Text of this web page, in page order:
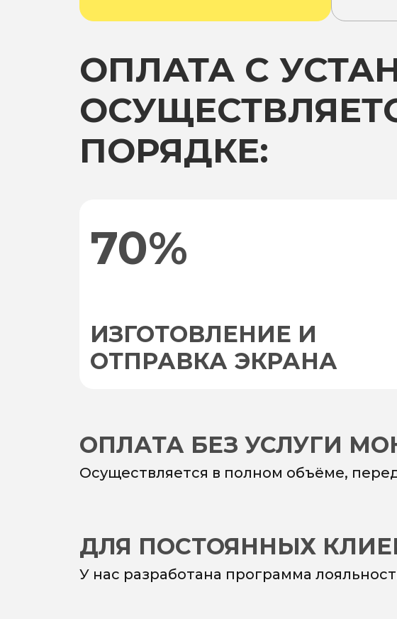
ОПЛАТА С
ПОРЯДКЕ:
70%
ИЗГОТОВЛЕНИЕ И
ОТПРАВКА ЭКРАНА
ОПЛАТА БЕЗ УСЛУГИ
Осуществляется в полном объёме,
ДЛЯ ПОСТОЯННЫХ
У нас разработана программа